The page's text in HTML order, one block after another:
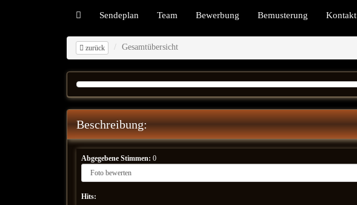
Sendeplan Team Bewerbung Bemusterung Kontakt
zurück Gesamtübersicht
Beschreibung:
Abgegebene Stimmen: 0
Hits: